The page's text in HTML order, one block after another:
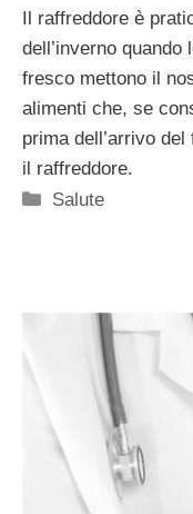
Il raffreddore è
dell’inverno
fresco mettono il
alimenti che, se
prima dell’arrivo
il raffreddore.
Categorie
Salute